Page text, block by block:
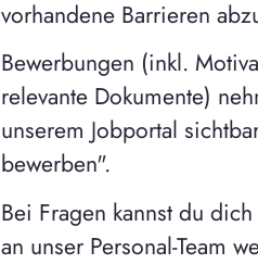
vorhandene Barrieren
Bewerbungen (inkl.
relevante Dokumente)
unserem Jobportal
bewerben".
Bei Fragen kannst du
an unser Personal-Team